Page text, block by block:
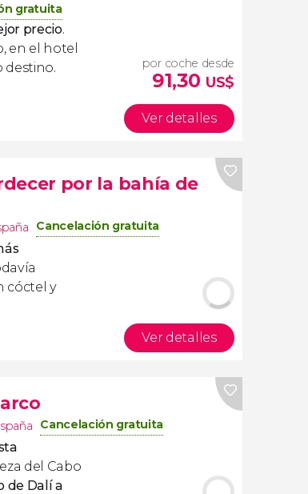
gratuita
precio.
en el hotel
destino.
por coche desde
91,30 US$
Ver detalles
por la bahía de
Cancelación gratuita
cóctel y
Ver detalles
Cancelación gratuita
del Cabo
de Dalí a